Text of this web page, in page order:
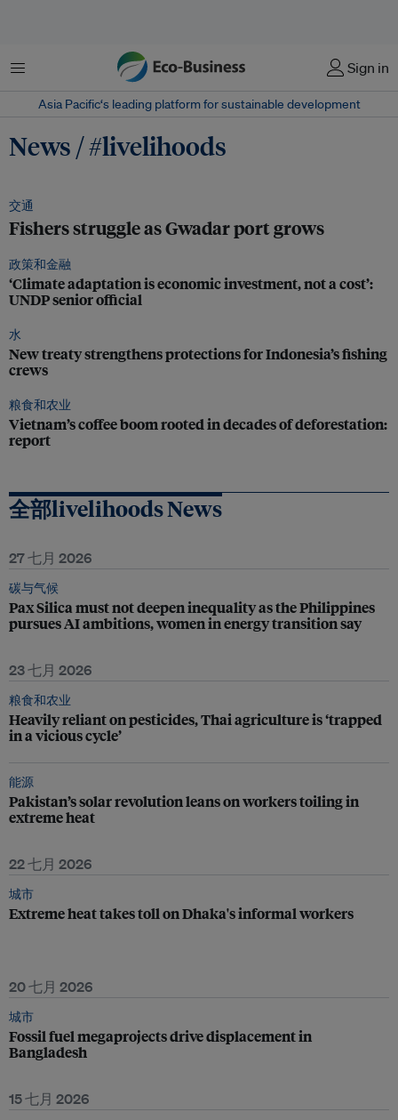
菜单 Sign in
Asia Pacific‘s leading platform for sustainable development
News / #livelihoods
交通
Fishers struggle as Gwadar port grows
政策和金融
‘Climate adaptation is economic investment, not a cost’:
UNDP senior official
水
New treaty strengthens protections for Indonesia’s fishing
crews
粮食和农业
Vietnam’s coffee boom rooted in decades of deforestation:
report
全部livelihoods News
27 七月 2026
碳与气候
Pax Silica must not deepen inequality as the Philippines
pursues AI ambitions, women in energy transition say
23 七月 2026
粮食和农业
Heavily reliant on pesticides, Thai agriculture is ‘trapped
in a vicious cycle’
能源
Pakistan’s solar revolution leans on workers toiling in
extreme heat
22 七月 2026
城市
Extreme heat takes toll on Dhaka's informal workers
20 七月 2026
城市
Fossil fuel megaprojects drive displacement in
Bangladesh
15 七月 2026